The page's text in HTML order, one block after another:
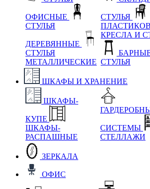
ОФИСНЫЕ
СТУЛЬЯ
ДЕРЕВЯННЫЕ
СТУЛЬЯ
МЕТАЛЛИЧЕСКИЕ
СТУЛЬЯ
КРЕСЛА И
СТУЛЬЯ
ШКАФЫ И ХРАНЕНИЕ
ШКАФЫ-
КУПЕ
ШКАФЫ-
РАСПАШНЫЕ
СИСТЕМЫ
СТЕЛЛАЖИ
ЗЕРКАЛА
ОФИС